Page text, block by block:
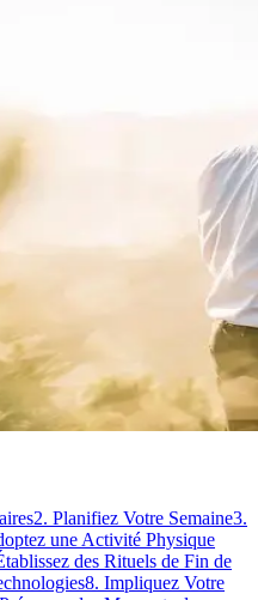
2. Planifiez Votre Semaine3.
une Activité Physique
des Rituels de Fin de
8. Impliquez Votre